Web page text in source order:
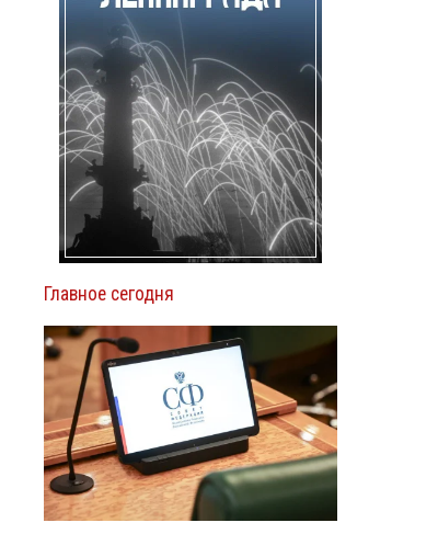
Главное сегодня